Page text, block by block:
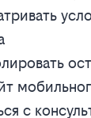
с